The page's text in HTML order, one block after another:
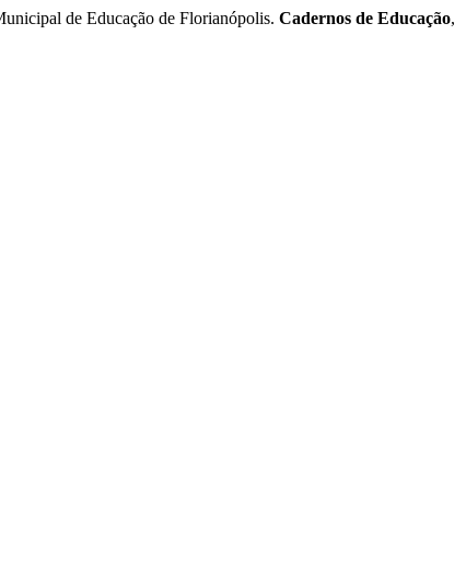
de Educação de Florianópolis. Cadernos de Educação,